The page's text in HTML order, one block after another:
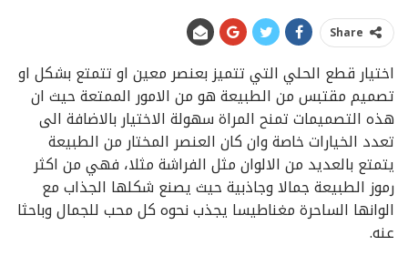
Share
اختيار قطع الحلي التي تتميز بعنصر معين او تتمتع بشكل او
تصميم مقتبس من الطبيعة هو من الامور الممتعة حيث ان
هذه التصميمات تمنح المراة سهولة الاختيار بالاضافة الى
تعدد الخيارات خاصة وان كان العنصر المختار من الطبيعة
يتمتع بالعديد من الالوان مثل الفراشة مثلا، فهي من اكثر
رموز الطبيعة جمالا وجاذبية حيث يصنع شكلها الجذاب مع
الوانها الساحرة مغناطيسا يجذب نحوه كل محب للجمال وباحثا
عنه.